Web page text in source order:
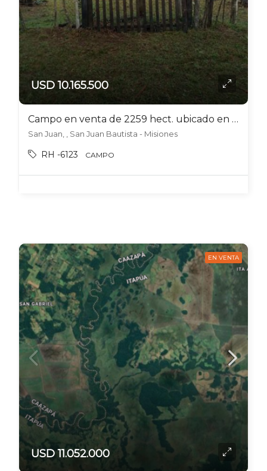
USD 10.165.500
Campo en venta de 2259 hect. ubicado en San Juan – Misiones
San Juan, , San Juan Bautista - Misiones
RH -6123 CAMPO
EN VENTA
USD 11.052.000